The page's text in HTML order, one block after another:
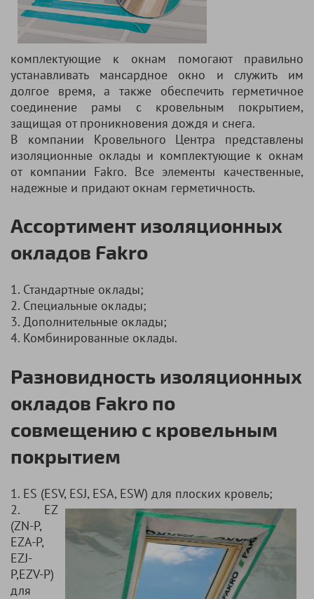
комплектующие к окнам помогают правильно
устанавливать мансардное окно и служить им
долгое время, а также обеспечить герметичное
соединение рамы с кровельным покрытием,
защищая от проникновения дождя и снега.
В компании Кровельного Центра представлены
изоляционные оклады и комплектующие к окнам
от компании Fakro. Все элементы качественные,
надежные и придают окнам герметичность.
Ассортимент изоляционных
окладов Fakro
1. Стандартные оклады;
2. Специальные оклады;
3. Дополнительные оклады;
4. Комбинированные оклады.
Разновидность изоляционных
окладов Fakro по
совмещению с кровельным
покрытием
1. ES (ESV, ESJ, ESA, ESW) для плоских кровель;
2. ЕZ
(ZN-P,
EZA-P,
EZJ-
P,EZV-P)
для